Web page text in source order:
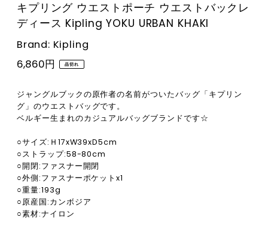
キプリング ウエストポーチ ウエストバックレ
ディース Kipling YOKU URBAN KHAKI
Brand: Kipling
6,860円 品切れ
ジャングルブックの原作者の名前がついたバッグ「キプリン
グ」のウエストバッグです。
ベルギー生まれのカジュアルバッグブランドです☆
○サイズ:Ｈ17xW39xD5cm
○ストラップ:58-80cm
○開閉:ファスナー開閉
○外側:ファスナーポケットx1
○重量:193g
○原産国:カンボジア
○素材:ナイロン